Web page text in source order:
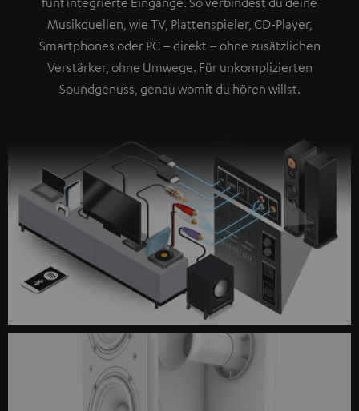
Musikquellen, wie TV, Plattenspieler, CD-Player,
Smartphones oder PC – direkt – ohne zusätzlichen
Verstärker, ohne Umwege. Für unkomplizierten
Soundgenuss, genau womit du hören willst.